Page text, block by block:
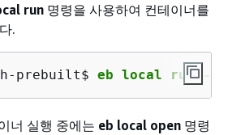
run 명령을 사용하여 컨테이너를
.
prebuilt$ eb local run --
너 실행 중에는 eb local open 명령